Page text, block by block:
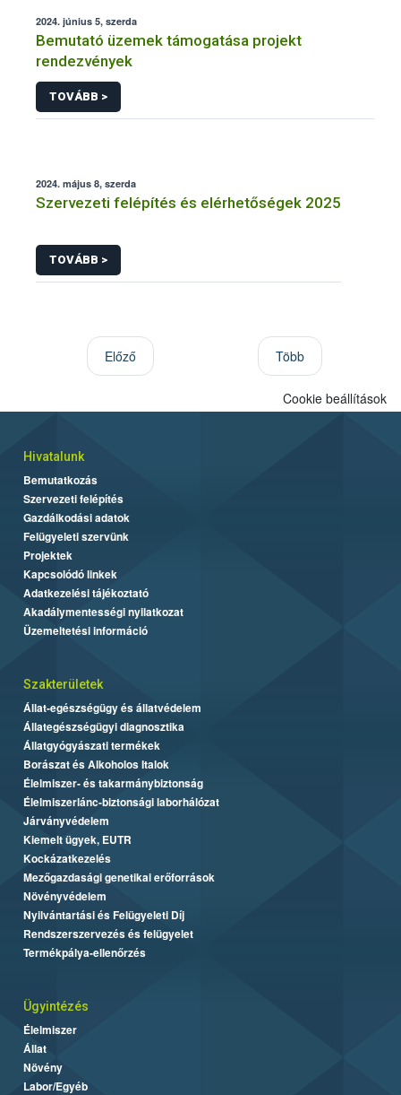
2024. június 5, szerda
Bemutató üzemek támogatása projekt
rendezvények
TOVÁBB >
2024. május 8, szerda
Szervezeti felépítés és elérhetőségek 2025
TOVÁBB >
Előző Több
Cookie beállítások
Hivatalunk
Bemutatkozás
Szervezeti felépítés
Gazdálkodási adatok
Felügyeleti szervünk
Projektek
Kapcsolódó linkek
Adatkezelési tájékoztató
Akadálymentességi nyilatkozat
Üzemeltetési információ
Szakterületek
Állat-egészségügy és állatvédelem
Állategészségügyi diagnosztika
Állatgyógyászati termékek
Borászat és Alkoholos Italok
Élelmiszer- és takarmánybiztonság
Élelmiszerlánc-biztonsági laborhálózat
Járványvédelem
Kiemelt ügyek, EUTR
Kockázatkezelés
Mezőgazdasági genetikai erőforrások
Növényvédelem
Nyilvántartási és Felügyeleti Díj
Rendszerszervezés és felügyelet
Termékpálya-ellenőrzés
Ügyintézés
Élelmiszer
Állat
Növény
Labor/Egyéb